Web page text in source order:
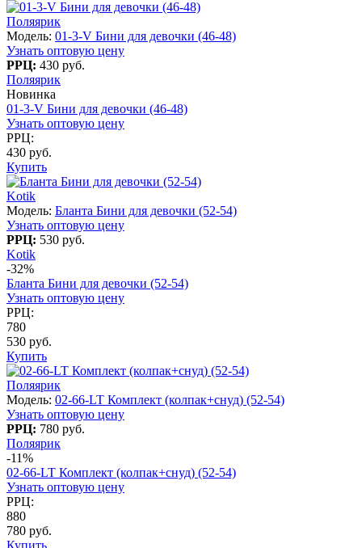
Поляярик
Модель: 01-3-V Бини для девочки (46-48)
Узнать оптовую цену
РРЦ: 430 руб.
Поляярик
Новинка
01-3-V Бини для девочки (46-48)
Узнать оптовую цену
РРЦ:
430 руб.
Купить
Kotik
Модель: Бланта Бини для девочки (52-54)
Узнать оптовую цену
РРЦ: 530 руб.
Kotik
-32%
Бланта Бини для девочки (52-54)
Узнать оптовую цену
РРЦ:
780
530 руб.
Купить
Поляярик
Модель: 02-66-LT Комплект (колпак+снуд) (52-54)
Узнать оптовую цену
РРЦ: 780 руб.
Поляярик
-11%
02-66-LT Комплект (колпак+снуд) (52-54)
Узнать оптовую цену
РРЦ:
880
780 руб.
Купить